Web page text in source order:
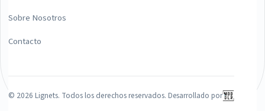
Sobre Nosotros
Contacto
© 2026 Lignets. Todos los derechos reservados. Desarrollado por